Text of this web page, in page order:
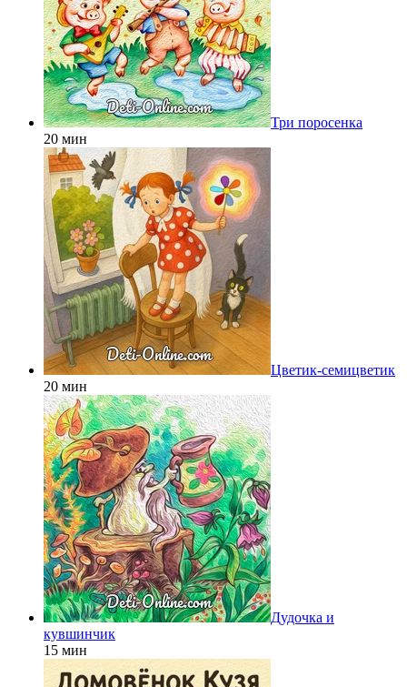
Три поросенка
20 мин
Цветик-семицветик
20 мин
Дудочка и
кувшинчик
15 мин